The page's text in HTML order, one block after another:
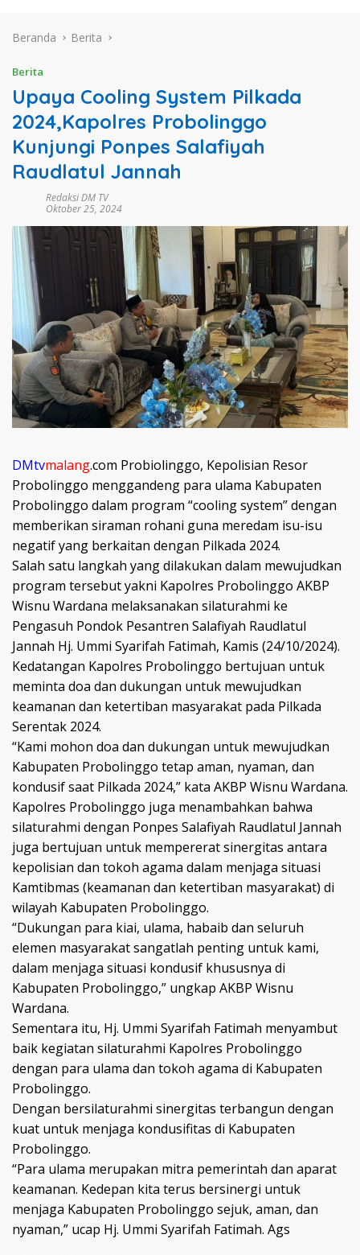
Beranda Berita
Berita
Upaya Cooling System Pilkada
2024,Kapolres Probolinggo
Kunjungi Ponpes Salafiyah
Raudlatul Jannah
Redaksi DM TV
Oktober 25, 2024
DMtvmalang.com Probiolinggo, Kepolisian Resor
Probolinggo menggandeng para ulama Kabupaten
Probolinggo dalam program “cooling system” dengan
memberikan siraman rohani guna meredam isu-isu
negatif yang berkaitan dengan Pilkada 2024.
Salah satu langkah yang dilakukan dalam mewujudkan
program tersebut yakni Kapolres Probolinggo AKBP
Wisnu Wardana melaksanakan silaturahmi ke
Pengasuh Pondok Pesantren Salafiyah Raudlatul
Jannah Hj. Ummi Syarifah Fatimah, Kamis (24/10/2024).
Kedatangan Kapolres Probolinggo bertujuan untuk
meminta doa dan dukungan untuk mewujudkan
keamanan dan ketertiban masyarakat pada Pilkada
Serentak 2024.
“Kami mohon doa dan dukungan untuk mewujudkan
Kabupaten Probolinggo tetap aman, nyaman, dan
kondusif saat Pilkada 2024,” kata AKBP Wisnu Wardana.
Kapolres Probolinggo juga menambahkan bahwa
silaturahmi dengan Ponpes Salafiyah Raudlatul Jannah
juga bertujuan untuk mempererat sinergitas antara
kepolisian dan tokoh agama dalam menjaga situasi
Kamtibmas (keamanan dan ketertiban masyarakat) di
wilayah Kabupaten Probolinggo.
“Dukungan para kiai, ulama, habaib dan seluruh
elemen masyarakat sangatlah penting untuk kami,
dalam menjaga situasi kondusif khususnya di
Kabupaten Probolinggo,” ungkap AKBP Wisnu
Wardana.
Sementara itu, Hj. Ummi Syarifah Fatimah menyambut
baik kegiatan silaturahmi Kapolres Probolinggo
dengan para ulama dan tokoh agama di Kabupaten
Probolinggo.
Dengan bersilaturahmi sinergitas terbangun dengan
kuat untuk menjaga kondusifitas di Kabupaten
Probolinggo.
“Para ulama merupakan mitra pemerintah dan aparat
keamanan. Kedepan kita terus bersinergi untuk
menjaga Kabupaten Probolinggo sejuk, aman, dan
nyaman,” ucap Hj. Ummi Syarifah Fatimah. Ags